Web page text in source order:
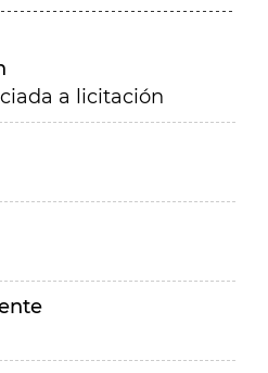
a licitación